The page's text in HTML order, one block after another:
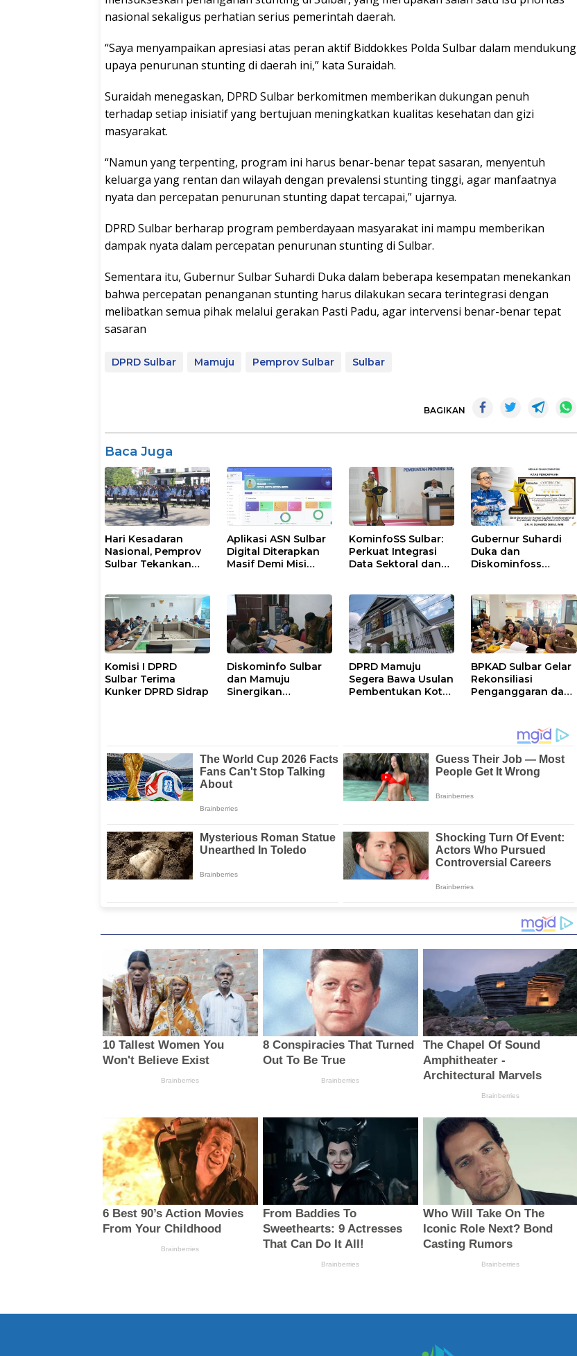
nasional sekaligus perhatian serius pemerintah daerah.
“Saya menyampaikan apresiasi atas peran aktif Biddokkes Polda Sulbar dalam mendukung
upaya penurunan stunting di daerah ini,” kata Suraidah.
Suraidah menegaskan, DPRD Sulbar berkomitmen memberikan dukungan penuh
terhadap setiap inisiatif yang bertujuan meningkatkan kualitas kesehatan dan gizi
masyarakat.
“Namun yang terpenting, program ini harus benar-benar tepat sasaran, menyentuh
keluarga yang rentan dan wilayah dengan prevalensi stunting tinggi, agar manfaatnya
nyata dan percepatan penurunan stunting dapat tercapai,” ujarnya.
DPRD Sulbar berharap program pemberdayaan masyarakat ini mampu memberikan
dampak nyata dalam percepatan penurunan stunting di Sulbar.
Sementara itu, Gubernur Sulbar Suhardi Duka dalam beberapa kesempatan menekankan
bahwa percepatan penanganan stunting harus dilakukan secara terintegrasi dengan
melibatkan semua pihak melalui gerakan Pasti Padu, agar intervensi benar-benar tepat
sasaran
DPRD Sulbar Mamuju Pemprov Sulbar Sulbar
BAGIKAN
Baca Juga
Hari Kesadaran
Nasional, Pemprov
Sulbar Tekankan
Program
Aplikasi ASN Sulbar
Digital Diterapkan
Masif Demi Misi
KominfoSS Sulbar:
Perkuat Integrasi
Data Sektoral dan
Sebagai Pijakan
Program
Gubernur Suhardi
Duka dan
Diskominfoss
Nasional
Komisi I DPRD
Sulbar Terima
Kunker DPRD Sidrap
Diskominfo Sulbar
dan Mamuju
Sinergikan
DPRD Mamuju
Segera Bawa Usulan
Pembentukan Kota
BPKAD Sulbar Gelar
Rekonsiliasi
Penganggaran dan